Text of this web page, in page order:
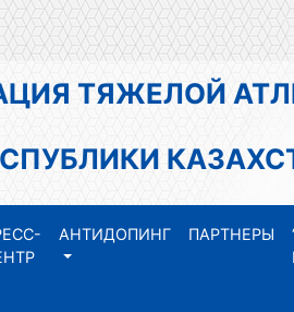
ТЯЖЕЛОЙ
АНТИДОПИНГ ПАРТНЕРЫ